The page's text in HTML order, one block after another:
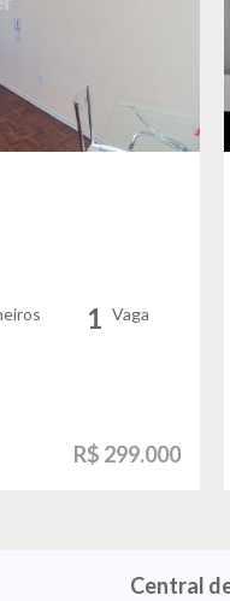
1 Vaga
R$ 299.000
Central